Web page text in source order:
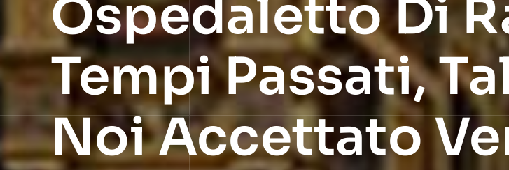
Ospedaletto Di
Tempi Passati,
Noi Accettato